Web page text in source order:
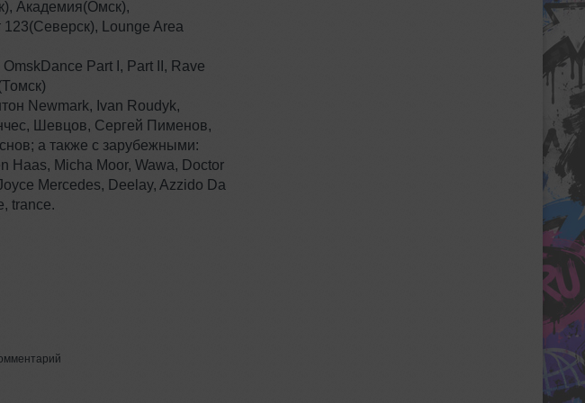
Академия(Омск),
Lounge Area
Part I, Part II, Rave
Newmark, Ivan Roudyk,
Шевцов, Сергей Пименов,
а также с зарубежными:
Haas, Micha Moor, Wawa, Doctor
Mercedes, Deelay, Azzido Da
trance.